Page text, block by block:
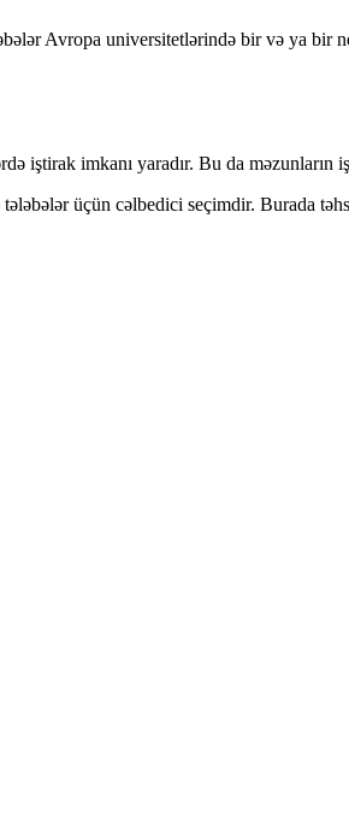
Avropa universitetlərində bir və ya bir
imkanı yaradır. Bu da məzunların iş
üçün cəlbedici seçimdir. Burada